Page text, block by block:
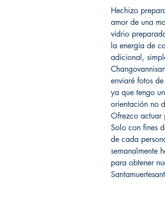
Hechizo
amor de una
vidrio
la energía de
adicional,
enviaré fotos
ya que tengo
orientación no
Ofrezco actuar
Solo con fines
de cada
semanalmente
para obtener